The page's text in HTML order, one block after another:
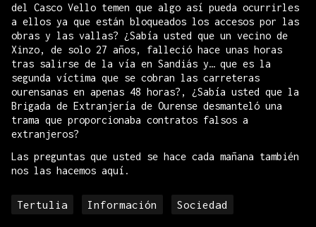
del Casco Vello temen que algo así pueda ocurrirles
a ellos ya que están bloqueados los accesos por las
obras y las vallas? ¿Sabía usted que un vecino de
Xinzo, de solo 27 años, falleció hace unas horas
tras salirse de la vía en Sandiás y… que es la
segunda víctima que se cobran las carreteras
ourensanas en apenas 48 horas?, ¿Sabía usted que la
Brigada de Extranjería de Ourense desmanteló una
trama que proporcionaba contratos falsos a
extranjeros?
Las preguntas que usted se hace cada mañana también
nos las hacemos aquí.
Tertulia Información Sociedad